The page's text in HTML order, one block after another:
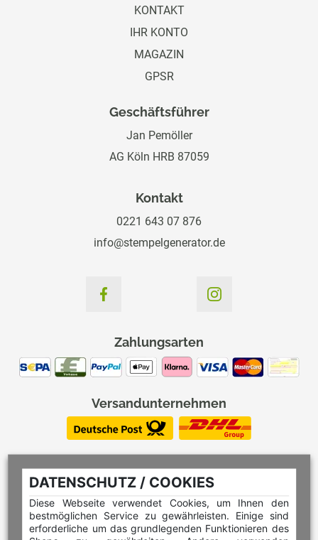
DATENSCHUTZ / COOKIES
Diese Webseite verwendet Cookies, um Ihnen den
bestmöglichen Service zu gewährleisten. Einige sind
erforderliche um das grundlegenden Funktionieren des
KONTAKT
IHR KONTO
MAGAZIN
GPSR
Geschäftsführer
Jan Pemöller
AG Köln HRB 87059
Kontakt
0221 643 07 876
info@stempelgenerator.de
Zahlungsarten
Versandunternehmen